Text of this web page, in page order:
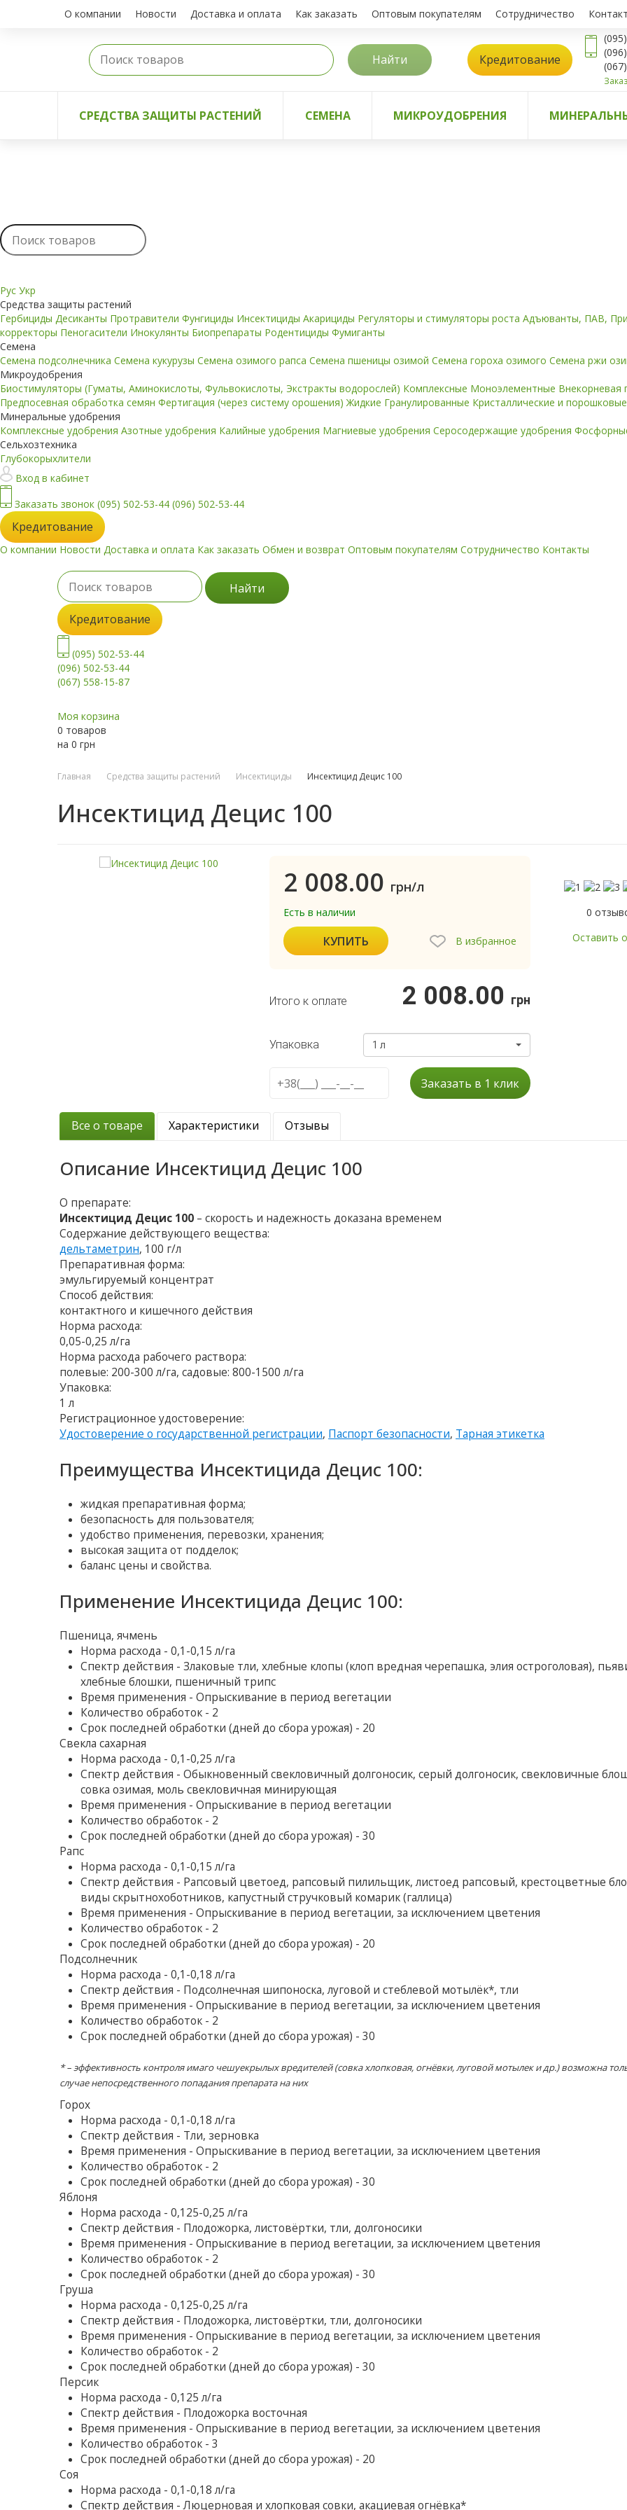
О компании Новости Доставка и оплата Как заказать Оптовым покупателям Сотрудничество
Найти Кредитование
СРЕДСТВА ЗАЩИТЫ РАСТЕНИЙ СЕМЕНА МИКРОУДОБРЕНИЯ
Рус Укр
Средства защиты растений
Гербициды Десиканты Протравители Фунгициды Инсектициды Акарициды Регуляторы и стимуляторы роста Адъюванты, ПАВ,
корректоры Пеногасители Инокулянты Биопрепараты Родентициды Фумиганты
Семена
Семена подсолнечника Семена кукурузы Семена озимого рапса Семена пшеницы озимой Семена гороха озимого Семена ржи
Микроудобрения
Биостимуляторы (Гуматы, Аминокислоты, Фульвокислоты, Экстракты водорослей) Комплексные Моноэлементные Внекорневая
Предпосевная обработка семян Фертигация (через систему орошения)Жидкие Гранулированные Кристаллические и порошковые
Минеральные удобрения
Комплексные удобрения Азотные удобрения Калийные удобрения Магниевые удобрения Серосодержащие удобрения
Сельхозтехника
Глубокорыхлители
Вход в кабинет
Заказать звонок (095) 502-53-44 (096) 502-53-44
Кредитование
О компании Новости Доставка и оплата Как заказать Обмен и возврат Оптовым покупателям Сотрудничество Контакты
Найти
Кредитование
(095) 502-53-44
(096) 502-53-44
(067) 558-15-87
Моя корзина
0 товаров
на 0 грн
Главная Средства защиты растений Инсектициды Инсектицид Децис 100
Инсектицид Децис 100
2 008.00 грн/л
Есть в наличии
КУПИТЬ В избранное
Итого к оплате 2 008.00 грн
Упаковка 1 л
0
Оставить
Заказать в 1 клик
Все о товаре Характеристики Отзывы
Описание Инсектицид Децис 100
О препарате:
Инсектицид Децис 100 – скорость и надежность доказана временем
Содержание действующего вещества:
дельтаметрин, 100 г/л
Препаративная форма:
эмульгируемый концентрат
Способ действия:
контактного и кишечного действия
Норма расхода:
0,05-0,25 л/га
Норма расхода рабочего раствора:
полевые: 200-300 л/га, садовые: 800-1500 л/га
Упаковка:
1 л
Регистрационное удостоверение:
Удостоверение о государственной регистрации, Паспорт безопасности, Тарная этикетка
Преимущества Инсектицида Децис 100:
жидкая препаративная форма;
безопасность для пользователя;
удобство применения, перевозки, хранения;
высокая защита от подделок;
баланс цены и свойства.
Применение Инсектицида Децис 100:
Пшеница, ячмень
Норма расхода - 0,1-0,15 л/га
Спектр действия - Злаковые тли, хлебные клопы (клоп вредная черепашка, элия остроголовая),
хлебные блошки, пшеничный трипс
Время применения - Опрыскивание в период вегетации
Количество обработок - 2
Срок последней обработки (дней до сбора урожая) - 20
Свекла сахарная
Норма расхода - 0,1-0,25 л/га
Спектр действия - Обыкновенный свекловичный долгоносик, серый долгоносик, свекловичные
совка озимая, моль свекловичная минирующая
Время применения - Опрыскивание в период вегетации
Количество обработок - 2
Срок последней обработки (дней до сбора урожая) - 30
Рапс
Норма расхода - 0,1-0,15 л/га
Спектр действия - Рапсовый цветоед, рапсовый пилильщик, листоед рапсовый, крестоцветные
виды скрытнохоботников, капустный стручковый комарик (галлица)
Время применения - Опрыскивание в период вегетации, за исключением цветения
Количество обработок - 2
Срок последней обработки (дней до сбора урожая) - 20
Подсолнечник
Норма расхода - 0,1-0,18 л/га
Спектр действия - Подсолнечная шипоноска, луговой и стеблевой мотылёк*, тли
Время применения - Опрыскивание в период вегетации, за исключением цветения
Количество обработок - 2
Срок последней обработки (дней до сбора урожая) - 30
* – эффективность контроля имаго чешуекрылых вредителей (совка хлопковая, огнёвки, луговой мотылек и др.) возможна
случае непосредственного попадания препарата на них
Горох
Норма расхода - 0,1-0,18 л/га
Спектр действия - Тли, зерновка
Время применения - Опрыскивание в период вегетации, за исключением цветения
Количество обработок - 2
Срок последней обработки (дней до сбора урожая) - 30
Яблоня
Норма расхода - 0,125-0,25 л/га
Спектр действия - Плодожорка, листовёртки, тли, долгоносики
Время применения - Опрыскивание в период вегетации, за исключением цветения
Количество обработок - 2
Срок последней обработки (дней до сбора урожая) - 30
Груша
Норма расхода - 0,125-0,25 л/га
Спектр действия - Плодожорка, листовёртки, тли, долгоносики
Время применения - Опрыскивание в период вегетации, за исключением цветения
Количество обработок - 2
Срок последней обработки (дней до сбора урожая) - 30
Персик
Норма расхода - 0,125 л/га
Спектр действия - Плодожорка восточная
Время применения - Опрыскивание в период вегетации, за исключением цветения
Количество обработок - 3
Срок последней обработки (дней до сбора урожая) - 20
Соя
Норма расхода - 0,1-0,18 л/га
Спектр действия - Люцерновая и хлопковая совки, акациевая огнёвка*